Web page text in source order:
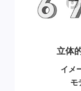
立体
イメ
モ